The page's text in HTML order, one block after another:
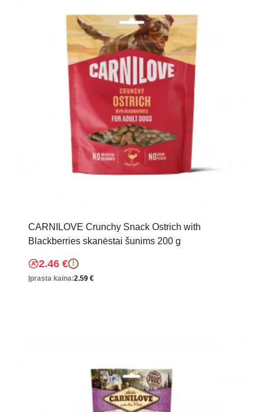
CARNILOVE Crunchy Snack Ostrich with
Blackberries skanėstai šunims 200 g
2.46 € !
Įprasta kaina:2.59 €